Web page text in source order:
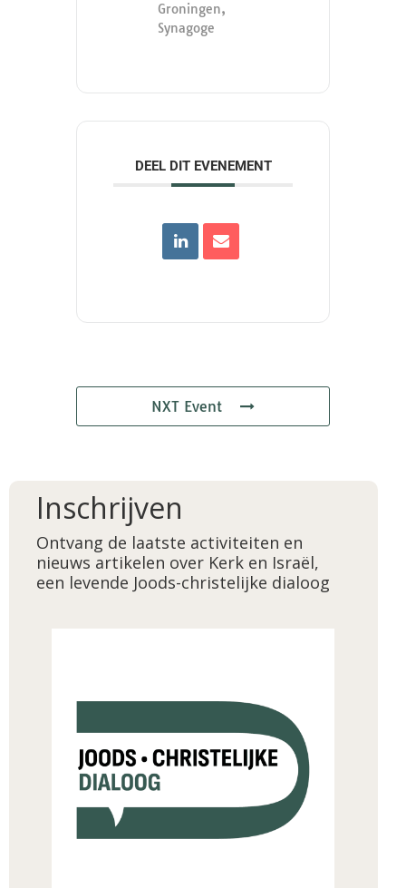
Groningen,
Synagoge
DEEL DIT EVENEMENT
NXT Event
Inschrijven
Ontvang de laatste activiteiten en
nieuws artikelen over Kerk en Israël,
een levende Joods-christelijke dialoog